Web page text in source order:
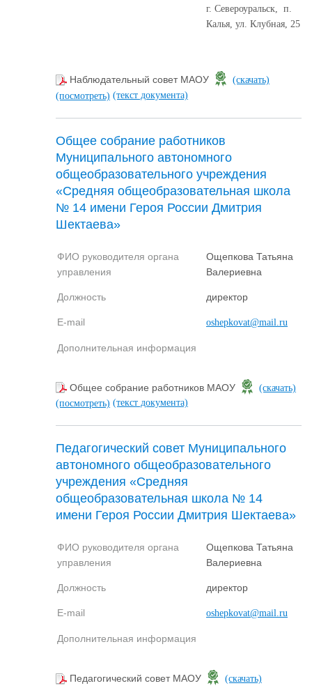
г. Североуральск, п.
Калья, ул. Клубная, 25
Наблюдательный совет МАОУ
(скачать)
(посмотреть) (текст документа)
Общее собрание работников
Муниципального автономного
общеобразовательного учреждения
«Средняя общеобразовательная школа
№ 14 имени Героя России Дмитрия
Шектаева»
ФИО руководителя органа
управления
Ощепкова Татьяна
Валериевна
Должность директор
E-mail oshepkovat@mail.ru
Дополнительная информация
Общее собрание работников МАОУ
(скачать)
(посмотреть) (текст документа)
Педагогический совет Муниципального
автономного общеобразовательного
учреждения «Средняя
общеобразовательная школа № 14
имени Героя России Дмитрия Шектаева»
ФИО руководителя органа
управления
Ощепкова Татьяна
Валериевна
Должность директор
E-mail oshepkovat@mail.ru
Дополнительная информация
Педагогический совет МАОУ
(скачать)